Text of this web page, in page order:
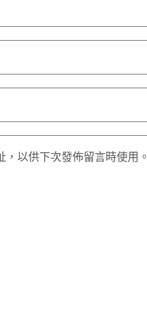
以供下次發佈留言時使用。